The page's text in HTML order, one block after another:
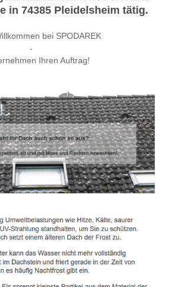
in 74385 Pleidelsheim tätig.
bei SPODAREK
-
Ihren Auftrag!